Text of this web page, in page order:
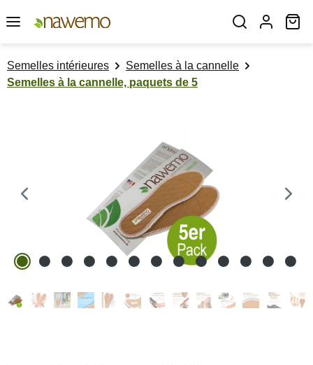
Passer au contenu principal
Semelles intérieures
Semelles à la cannelle
Semelles à la cannelle, paquets de 5